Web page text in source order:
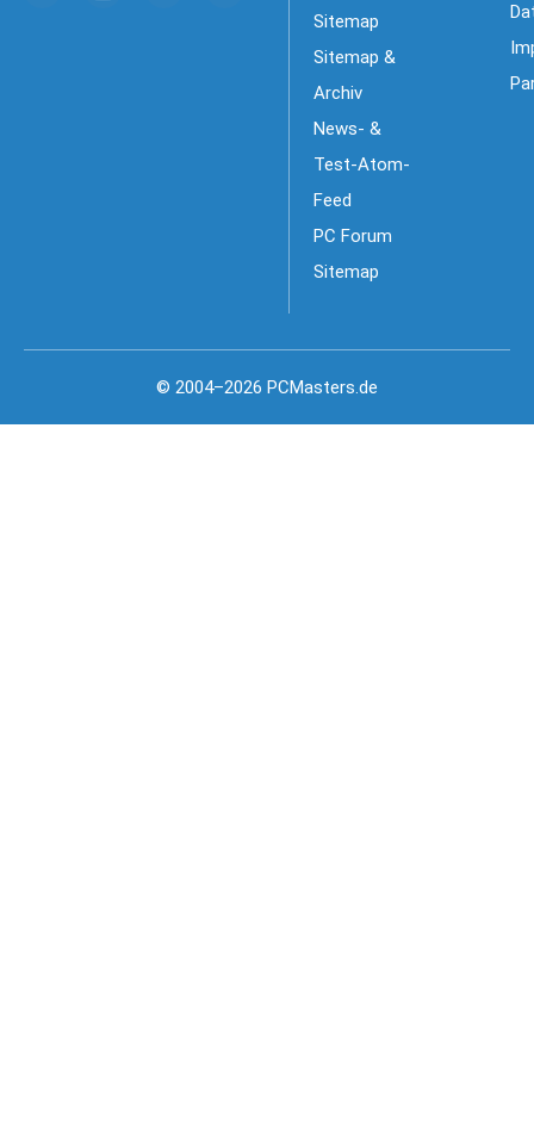
Sitemap
Sitemap &
Archiv
News- &
Test-Atom-
Feed
PC Forum
Sitemap
© 2004–2026 PCMasters.de